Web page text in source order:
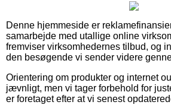
Denne hjemmeside er
samarbejde med utallige online
fremviser virksomhedernes tilbud, og
den besøgende vi sender videre
Orientering om produkter og internet
jævnligt, men vi tager forbehold for
er foretaget efter at vi senest